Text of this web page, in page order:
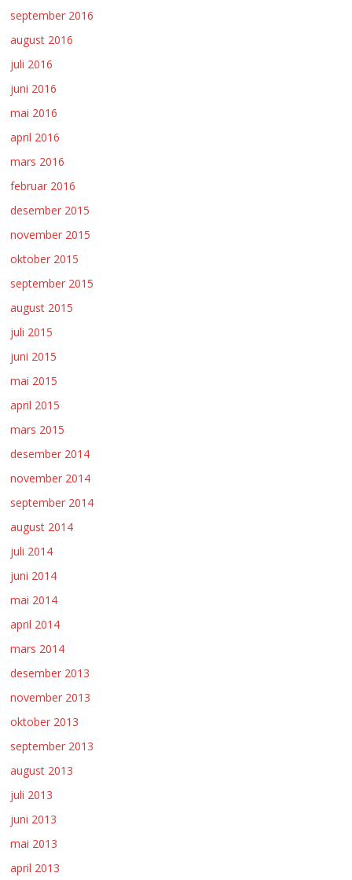
september 2016
august 2016
juli 2016
juni 2016
mai 2016
april 2016
mars 2016
februar 2016
desember 2015
november 2015
oktober 2015
september 2015
august 2015
juli 2015
juni 2015
mai 2015
april 2015
mars 2015
desember 2014
november 2014
september 2014
august 2014
juli 2014
juni 2014
mai 2014
april 2014
mars 2014
desember 2013
november 2013
oktober 2013
september 2013
august 2013
juli 2013
juni 2013
mai 2013
april 2013